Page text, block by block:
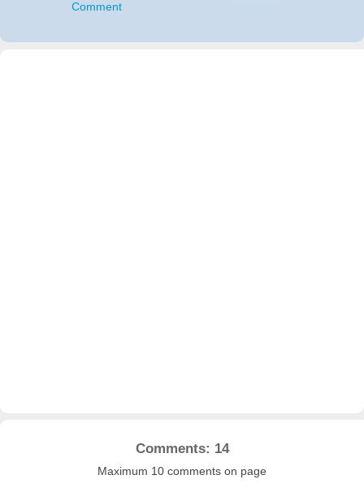
Comment
Comments: 14
Maximum 10 comments on page